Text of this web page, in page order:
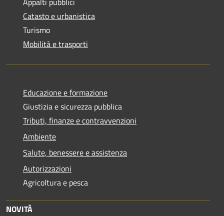
Catasto e urbanistica
Turismo
Mobilità e trasporti
Educazione e formazione
Giustizia e sicurezza pubblica
Tributi, finanze e contravvenzioni
Ambiente
Salute, benessere e assistenza
Autorizzazioni
Agricoltura e pesca
NOVITÀ